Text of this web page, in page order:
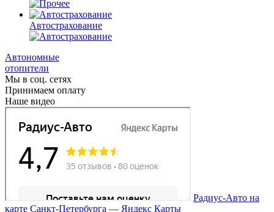
Автострахование
Автономные
отопители
Мы в соц. сетях
Принимаем оплату
Наше видео
Радиус-Авто на
карте Санкт‑Петербурга — Яндекс Карты